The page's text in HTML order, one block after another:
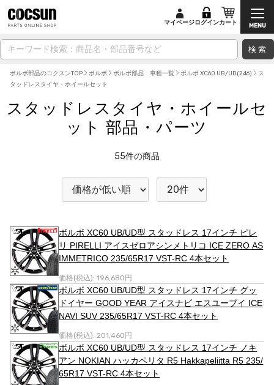
検索
マイページログインカート
ボルボ部品のコクスンTOP ボルボ ボルボ部品 車種一覧 ボルボ XC60 UB/UD(246)
ス
タッドレスタイヤ・ホイールセット
スタッドレスタイヤ・ホイールセ
ット 部品・パーツ
55件の商品
ボルボ XC60 UB/UD型 スタッドレス 17インチ ピレ
リ PIRELLI アイスゼロアシンメトリコ ICE ZERO AS
IMMETRICO 235/65R17 VST-RC 4本セット
価格(税込): 196,680円
ボルボ XC60 UB/UD型 スタッドレス 17インチ グッ
ドイヤー GOOD YEAR アイスナビ エスユーブイ ICE
NAVI SUV 235/65R17 VST-RC 4本セット
価格(税込): 201,460円
ボルボ XC60 UB/UD型 スタッドレス 17インチ ノキ
アン NOKIAN ハッカペリタ R5 Hakkapeliitta R5 235/
65R17 VST-RC 4本セット